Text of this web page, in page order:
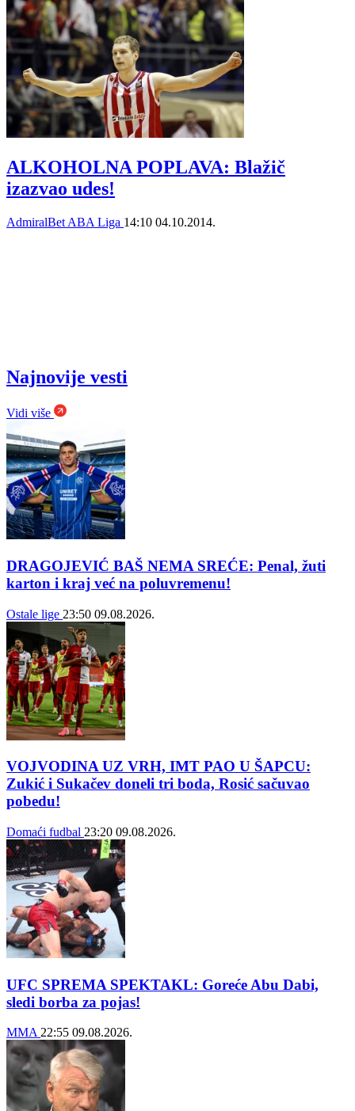
ALKOHOLNA POPLAVA: Blažič
izazvao udes!
AdmiralBet ABA Liga 14:10 04.10.2014.
Najnovije vesti
Vidi više
DRAGOJEVIĆ BAŠ NEMA SREĆE: Penal, žuti
karton i kraj već na poluvremenu!
Ostale lige 23:50 09.08.2026.
VOJVODINA UZ VRH, IMT PAO U ŠAPCU:
Zukić i Sukačev doneli tri boda, Rosić sačuvao
pobedu!
Domaći fudbal 23:20 09.08.2026.
UFC SPREMA SPEKTAKL: Goreće Abu Dabi,
sledi borba za pojas!
MMA22:55 09.08.2026.